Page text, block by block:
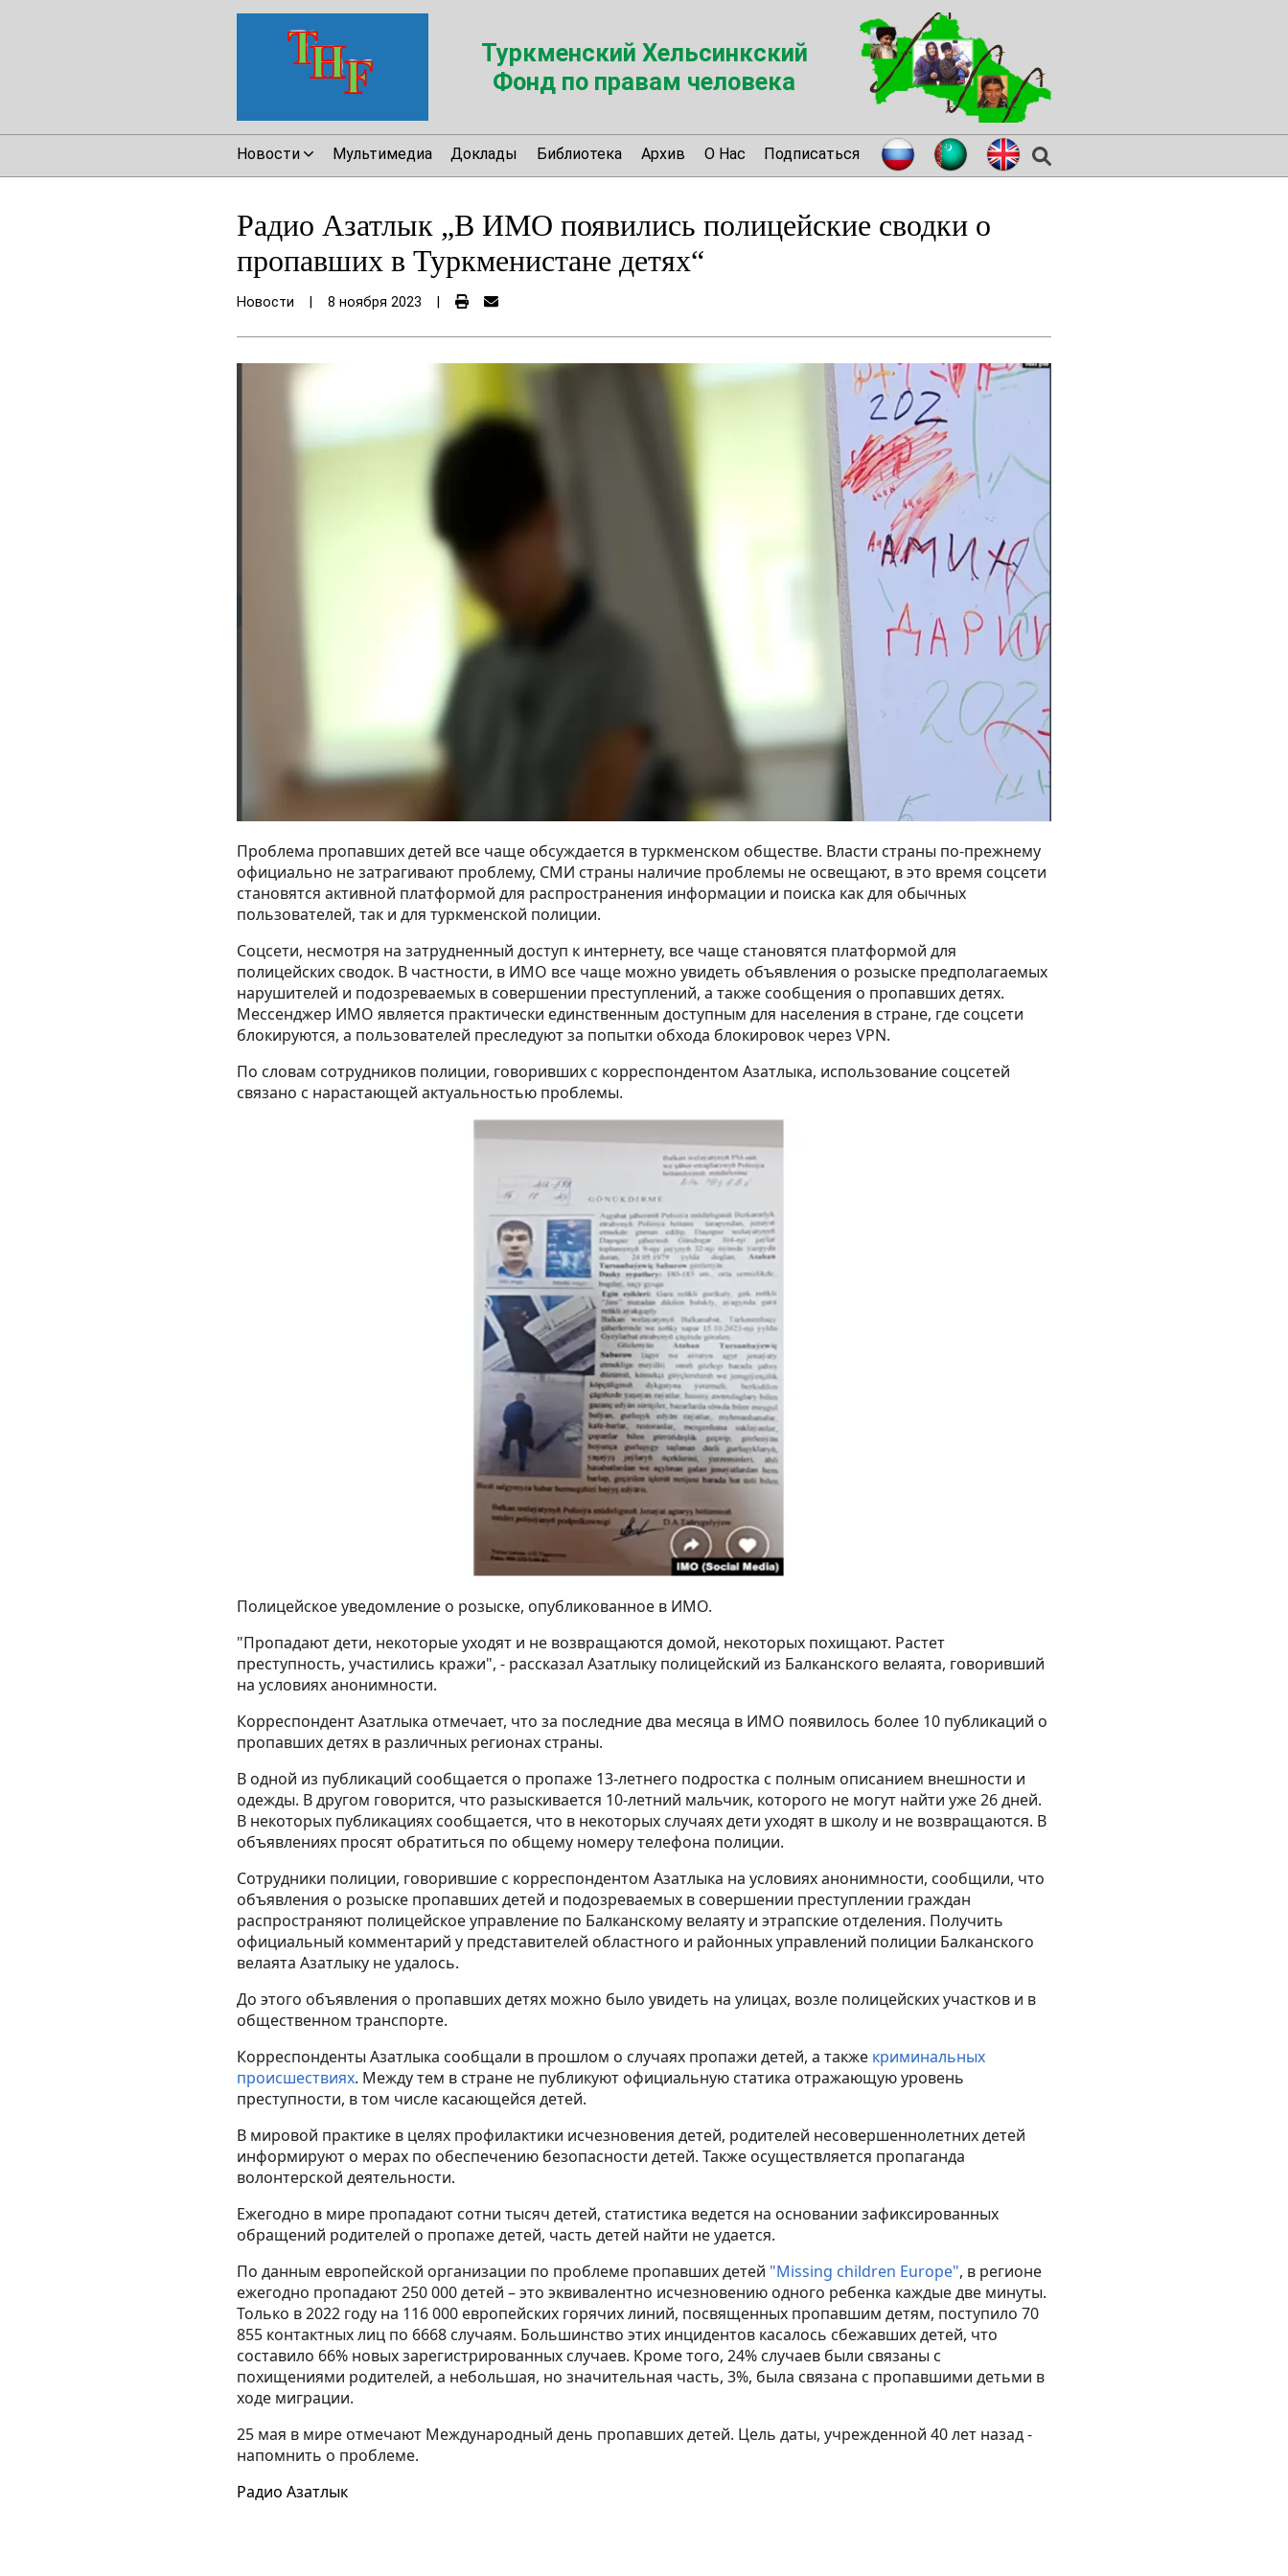
Туркменский Хельсинкский
Фонд по правам человека
Новости Мультимедиа Доклады Библиотека Архив О Нас Подписаться
Радио Азатлык „В ИМО появились полицейские сводки о
пропавших в Туркменистане детях“
Новости 8 ноября 2023
Проблема пропавших детей все чаще обсуждается в туркменском обществе. Власти страны по-прежнему
официально не затрагивают проблему, СМИ страны наличие проблемы не освещают, в это время соцсети
становятся активной платформой для распространения информации и поиска как для обычных
пользователей, так и для туркменской полиции.
Соцсети, несмотря на затрудненный доступ к интернету, все чаще становятся платформой для
полицейских сводок. В частности, в ИМО все чаще можно увидеть объявления о розыске предполагаемых
нарушителей и подозреваемых в совершении преступлений, а также сообщения о пропавших детях.
Мессенджер ИМО является практически единственным доступным для населения в стране, где соцсети
блокируются, а пользователей преследуют за попытки обхода блокировок через VPN.
По словам сотрудников полиции, говоривших с корреспондентом Азатлыка, использование соцсетей
связано с нарастающей актуальностью проблемы.
Полицейское уведомление о розыске, опубликованное в ИМО.
"Пропадают дети, некоторые уходят и не возвращаются домой, некоторых похищают. Растет
преступность, участились кражи", - рассказал Азатлыку полицейский из Балканского велаята, говоривший
на условиях анонимности.
Корреспондент Азатлыка отмечает, что за последние два месяца в ИМО появилось более 10 публикаций о
пропавших детях в различных регионах страны.
В одной из публикаций сообщается о пропаже 13-летнего подростка с полным описанием внешности и
одежды. В другом говорится, что разыскивается 10-летний мальчик, которого не могут найти уже 26 дней.
В некоторых публикациях сообщается, что в некоторых случаях дети уходят в школу и не возвращаются. В
объявлениях просят обратиться по общему номеру телефона полиции.
Сотрудники полиции, говорившие с корреспондентом Азатлыка на условиях анонимности, сообщили, что
объявления о розыске пропавших детей и подозреваемых в совершении преступлении граждан
распространяют полицейское управление по Балканскому велаяту и этрапские отделения. Получить
официальный комментарий у представителей областного и районных управлений полиции Балканского
велаята Азатлыку не удалось.
До этого объявления о пропавших детях можно было увидеть на улицах, возле полицейских участков и в
общественном транспорте.
Корреспонденты Азатлыка сообщали в прошлом о случаях пропажи детей, а также криминальных
происшествиях. Между тем в стране не публикуют официальную статика отражающую уровень
преступности, в том числе касающейся детей.
В мировой практике в целях профилактики исчезновения детей, родителей несовершеннолетних детей
информируют о мерах по обеспечению безопасности детей. Также осуществляется пропаганда
волонтерской деятельности.
Ежегодно в мире пропадают сотни тысяч детей, статистика ведется на основании зафиксированных
обращений родителей о пропаже детей, часть детей найти не удается.
По данным европейской организации по проблеме пропавших детей "Missing children Europe", в регионе
ежегодно пропадают 250 000 детей – это эквивалентно исчезновению одного ребенка каждые две минуты.
Только в 2022 году на 116 000 европейских горячих линий, посвященных пропавшим детям, поступило 70
855 контактных лиц по 6668 случаям. Большинство этих инцидентов касалось сбежавших детей, что
составило 66% новых зарегистрированных случаев. Кроме того, 24% случаев были связаны с
похищениями родителей, а небольшая, но значительная часть, 3%, была связана с пропавшими детьми в
ходе миграции.
25 мая в мире отмечают Международный день пропавших детей. Цель даты, учрежденной 40 лет назад -
напомнить о проблеме.
Радио Азатлык